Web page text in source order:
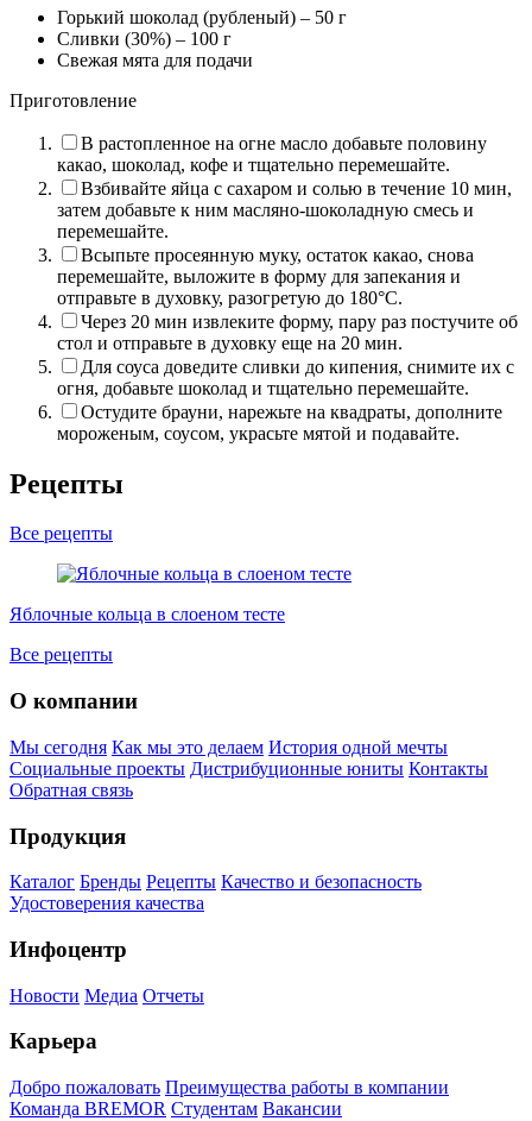
Горький шоколад (рубленый) – 50 г
Сливки (30%) – 100 г
Свежая мята для подачи
Приготовление
В растопленное на огне масло добавьте половину
какао, шоколад, кофе и тщательно перемешайте.
Взбивайте яйца с сахаром и солью в течение 10 мин,
затем добавьте к ним масляно-шоколадную смесь и
перемешайте.
Всыпьте просеянную муку, остаток какао, снова
перемешайте, выложите в форму для запекания и
отправьте в духовку, разогретую до 180°C.
Через 20 мин извлеките форму, пару раз постучите об
стол и отправьте в духовку еще на 20 мин.
Для соуса доведите сливки до кипения, снимите их с
огня, добавьте шоколад и тщательно перемешайте.
Остудите брауни, нарежьте на квадраты, дополните
мороженым, соусом, украсьте мятой и подавайте.
Рецепты
Все рецепты
Яблочные кольца в слоеном тесте
Все рецепты
О компании
Мы сегодня Как мы это делаем История одной мечты
Социальные проекты Дистрибуционные юниты Контакты
Обратная связь
Продукция
Каталог Бренды Рецепты Качество и безопасность
Удостоверения качества
Инфоцентр
Новости Медиа Отчеты
Карьера
Добро пожаловать Преимущества работы в компании
Команда BREMOR Студентам Вакансии